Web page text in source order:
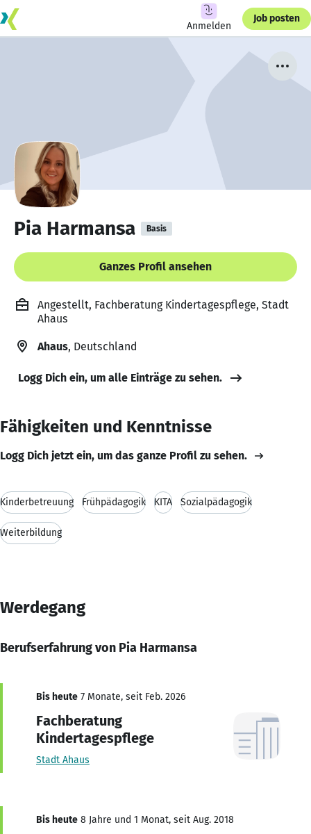
Anmelden
Job posten
Pia Harmansa Basis
Ganzes Profil ansehen
Angestellt, Fachberatung Kindertagespflege, Stadt
Ahaus
Ahaus, Deutschland
Logg Dich ein, um alle Einträge zu sehen.
Fähigkeiten und Kenntnisse
Logg Dich jetzt ein, um das ganze Profil zu sehen.
Kinderbetreuung Frühpädagogik KITA Sozialpädagogik
Weiterbildung
Werdegang
Berufserfahrung von Pia Harmansa
Bis heute 7 Monate, seit Feb. 2026
Fachberatung
Kindertagespflege
Stadt Ahaus
Bis heute 8 Jahre und 1 Monat, seit Aug. 2018